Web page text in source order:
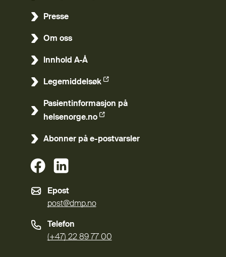
Presse
Om oss
Innhold A-Å
Legemiddelsøk
(Ekstern lenke)
Pasientinformasjon på
helsenorge.no
(Ekstern lenke)
Abonner på e-postvarsler
(Ekstern lenke)
Epost
post@dmp.no
Telefon
(+47) 22 89 77 00